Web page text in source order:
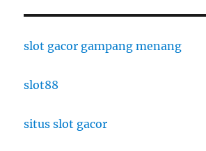
slot gacor gampang menang
slot88
situs slot gacor